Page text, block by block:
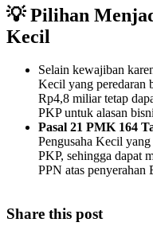
💡 Pilihan
Kecil
Selain kewajiban
Kecil yang peredaran
Rp4,8 miliar tetap
PKP untuk alasan
Pasal 21 PMK 164
Pengusaha Kecil
PKP, sehingga dapat
PPN atas penyerahan
Share this post